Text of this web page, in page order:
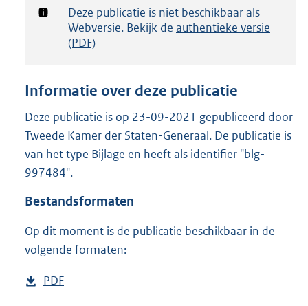
d
g
t
e
:
5
Notificatie:
Deze publicatie is niet beschikbaar als
Webversie. Bekijk de authentieke versie
(PDF)
Informatie over deze publicatie
Deze publicatie is op 23-09-2021 gepubliceerd door
Tweede Kamer der Staten-Generaal. De publicatie is
van het type Bijlage en heeft als identifier "blg-
997484".
Bestandsformaten
Op dit moment is de publicatie beschikbaar in de
volgende formaten:
D
PDF